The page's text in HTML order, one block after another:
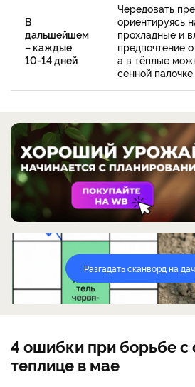
В
дальшейшем
– каждые
10-14 дней
Чередовать
ориентируясь
прохладные и
предпочтение
а в тёплые
сенной палочке.
Разгадать сканворд на
4 ошибки при борьбе с
теплице в мае